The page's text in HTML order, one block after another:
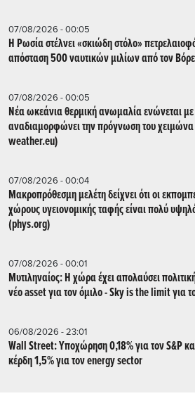
07/08/2026 - 00:05
Η Ρωσία στέλνει «σκιώδη στόλο»
απόσταση 500 ναυτικών μιλίων από τον
07/08/2026 - 00:05
Νέα ωκεάνια θερμική ανωμαλία ενώνεται
αναδιαμορφώνει την πρόγνωση του
weather.eu)
07/08/2026 - 00:04
Μακροπρόθεσμη μελέτη δείχνει ότι οι
χώρους υγειονομικής ταφής είναι πολύ
(phys.org)
07/08/2026 - 00:01
Μυτιληναίος: Η χώρα έχει απολαύσει
νέο asset για τον όμιλο - Sky is the limit για
06/08/2026 - 23:01
Wall Street: Υποχώρηση 0,18% για τον S&P
κέρδη 1,5% για τον energy sector